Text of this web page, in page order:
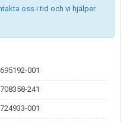
oss i tid och vi hjälper
695192-001
708358-241
724933-001